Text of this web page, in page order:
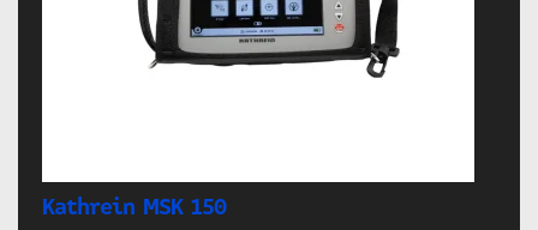
Kathrein MSK 150